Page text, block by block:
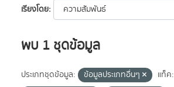
เรียงโดย
พบ 1 ชุดข้อมูล
ประเภทชุดข้อมูล: ข้อมูลประเภทอื่นๆ
แท็ค: